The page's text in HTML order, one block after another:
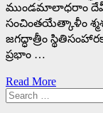
ముండమాలాధరాం
సంచింతయేత్కాళీం
జగద్ధాత్రీం
ప్రభాం …
Read More
Search
for: